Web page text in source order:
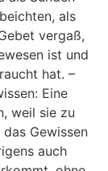
als
vergaß,
ist und
hat. –
Eine
weil sie zu
Gewissen
auch